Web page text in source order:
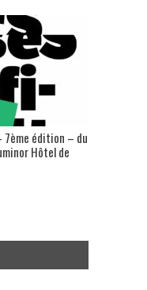
7ème édition – du
Hôtel de